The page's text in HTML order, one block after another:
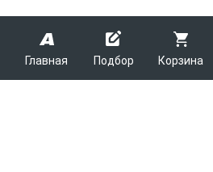
Главная Подбор Корзина